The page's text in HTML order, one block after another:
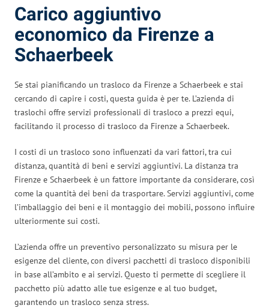
Carico aggiuntivo
economico da Firenze a
Schaerbeek
Se stai pianificando un trasloco da Firenze a Schaerbeek e stai
cercando di capire i costi, questa guida è per te. L’azienda di
traslochi offre servizi professionali di trasloco a prezzi equi,
facilitando il processo di trasloco da Firenze a Schaerbeek.
I costi di un trasloco sono influenzati da vari fattori, tra cui
distanza, quantità di beni e servizi aggiuntivi. La distanza tra
Firenze e Schaerbeek è un fattore importante da considerare, così
come la quantità dei beni da trasportare. Servizi aggiuntivi, come
l’imballaggio dei beni e il montaggio dei mobili, possono influire
ulteriormente sui costi.
L’azienda offre un preventivo personalizzato su misura per le
esigenze del cliente, con diversi pacchetti di trasloco disponibili
in base all’ambito e ai servizi. Questo ti permette di scegliere il
pacchetto più adatto alle tue esigenze e al tuo budget,
garantendo un trasloco senza stress.